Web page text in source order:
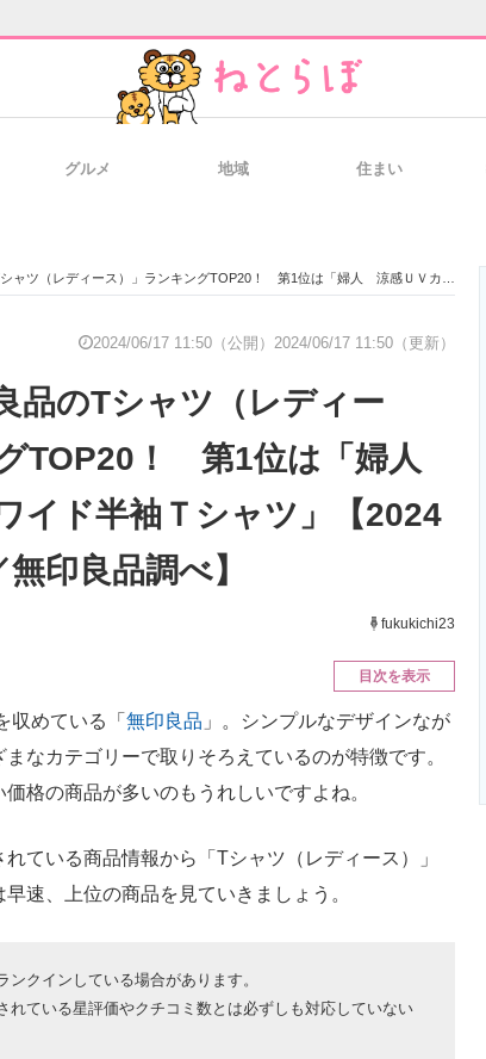
経営リーダ
製造業のIT
門サイト 電子設計の基本と応用 エネルギー
グルメ 地域 住まい
ス）」ランキングTOP20！ 第1位は「婦人 涼感ＵＶカットワイド半袖Ｔシャツ」【2024年6月12日時点／無印良品調べ】
2024/06/17 11:50（公開） 2024/06/17 11:50（更新）
品のTシャツ（レディー
TOP20！ 第1位は「婦人
イド半袖Ｔシャツ」【2024
印良品調べ】
fukukichi23
目次を表示
めている「 無印良品 」。シンプルなデザインなが
なカテゴリーで取りそろえているのが特徴です。
格の商品が多いのもうれしいですよね。
ている商品情報から「Tシャツ（レディース）」
速、上位の商品を見ていきましょう。
クインしている場合があります。
ている星評価やクチコミ数とは必ずしも対応していない